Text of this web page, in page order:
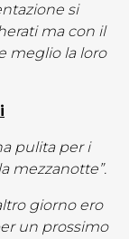
si
ma con il
meglio la loro
pulita per i
mezzanotte”.
giorno ero
un prossimo